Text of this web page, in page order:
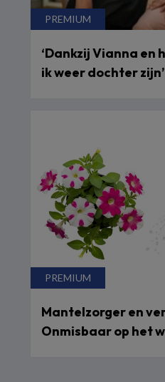
‘Dankzij Vianna en
ik weer dochter zijn’
Mantelzorger en
Onmisbaar op het